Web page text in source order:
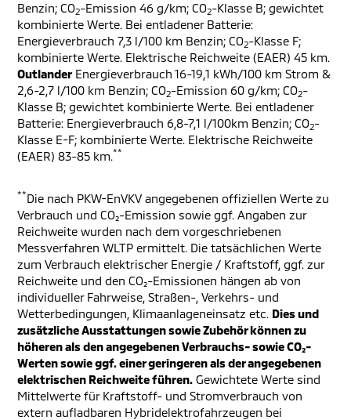
Benzin; CO2-Emission 46 g/km; CO2-Klasse B; gewichtet
kombinierte Werte. Bei entladener Batterie:
Energieverbrauch 7,3 l/100 km Benzin; CO2-Klasse F;
kombinierte Werte. Elektrische Reichweite (EAER) 45 km.
Outlander Energieverbrauch 16-19,1 kWh/100 km Strom &
2,6-2,7 l/100 km Benzin; CO2-Emission 60 g/km; CO2-
Klasse B; gewichtet kombinierte Werte. Bei entladener
Batterie: Energieverbrauch 6,8-7,1 l/100km Benzin; CO2-
Klasse E-F; kombinierte Werte. Elektrische Reichweite
(EAER) 83-85 km.**
**Die nach PKW-EnVKV angegebenen offiziellen Werte zu
Verbrauch und CO₂-Emission sowie ggf. Angaben zur
Reichweite wurden nach dem vorgeschriebenen
Messverfahren WLTP ermittelt. Die tatsächlichen Werte
zum Verbrauch elektrischer Energie / Kraftstoff, ggf. zur
Reichweite und den CO₂-Emissionen hängen ab von
individueller Fahrweise, Straßen-, Verkehrs- und
Wetterbedingungen, Klimaanlageneinsatz etc. Dies und
zusätzliche Ausstattungen sowie Zubehör können zu
höheren als den angegebenen Verbrauchs- sowie CO₂-
Werten sowie ggf. einer geringeren als der angegebenen
elektrischen Reichweite führen. Gewichtete Werte sind
Mittelwerte für Kraftstoff- und Stromverbrauch von
extern aufladbaren Hybridelektrofahrzeugen bei